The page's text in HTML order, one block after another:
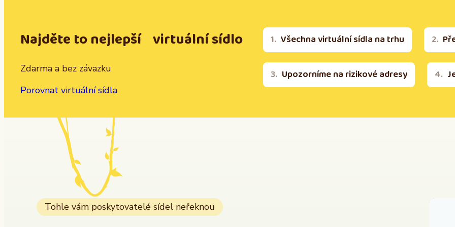
Najděte to nejlepší virtuální sídlo
Zdarma a bez závazku
Porovnat virtuální sídla
Všechna virtuální sídla na trhu
Upozorníme na rizikové adresy
Tohle vám poskytovatelé sídel neřeknou